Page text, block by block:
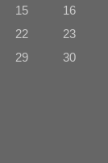
15
16
22
23
29
30